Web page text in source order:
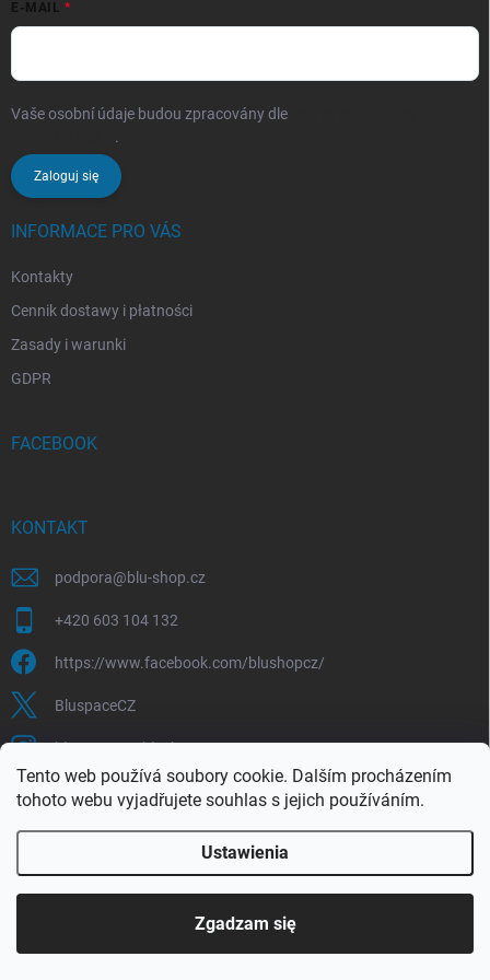
Tento web používá soubory cookie. Dalším procházením
tohoto webu vyjadřujete souhlas s jejich používáním.
Ustawienia
Zgadzam się
E-MAIL
Vaše osobní údaje budou zpracovány dle
.
Zaloguj się
INFORMACE PRO VÁS
Kontakty
Cennik dostawy i płatności
Zasady i warunki
GDPR
FACEBOOK
KONTAKT
podpora@blu-shop.cz
+420 603 104 132
https://www.facebook.com/blushopcz/
BluspaceCZ
bluspace.cz_blushop.cz
Blu-space.cz Blu-shop.cz Štěpán Čermák
Blu-shop.cz. Wszystkie prawa zastrzeżone.